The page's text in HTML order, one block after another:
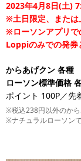
2023年4月8日(土)
※土日限定、または
※ローソンアプリで
Loppiのみでの発券
からあげクン 各種
ローソン標準価格
ポイント 100P／先
※税込238円以外のから
※ナチュラルローソン